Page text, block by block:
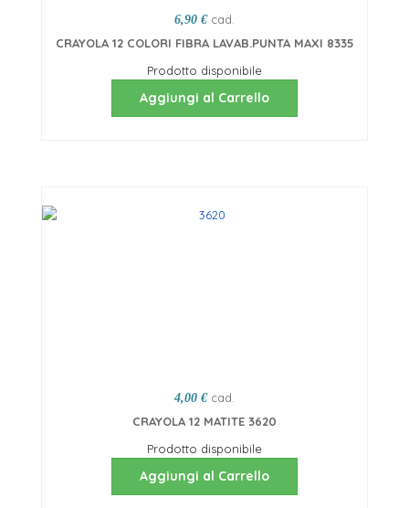
6,90 € cad.
CRAYOLA 12 COLORI FIBRA LAVAB.PUNTA MAXI 8335
Prodotto disponibile
Aggiungi al Carrello
4,00 € cad.
CRAYOLA 12 MATITE 3620
Prodotto disponibile
Aggiungi al Carrello